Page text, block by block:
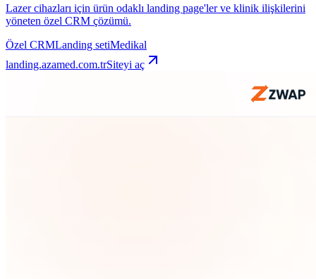
Lazer cihazları için ürün odaklı landing page'ler ve klinik ilişkilerini
yöneten özel CRM çözümü.
Özel CRMLanding setiMedikal
landing.azamed.com.trSiteyi aç